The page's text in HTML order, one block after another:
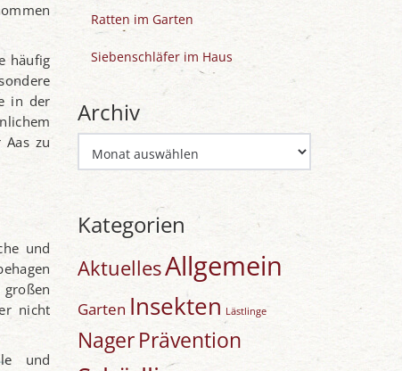
häufig
in der
zu
und
nicht
und
Ratten im Garten
Siebenschläfer im Haus
Archiv
Kategorien
AktuellesAllgemein
Garten Insekten Lästlinge
Nager Prävention